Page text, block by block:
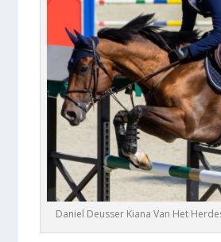
Daniel Deusser Kiana Van Het